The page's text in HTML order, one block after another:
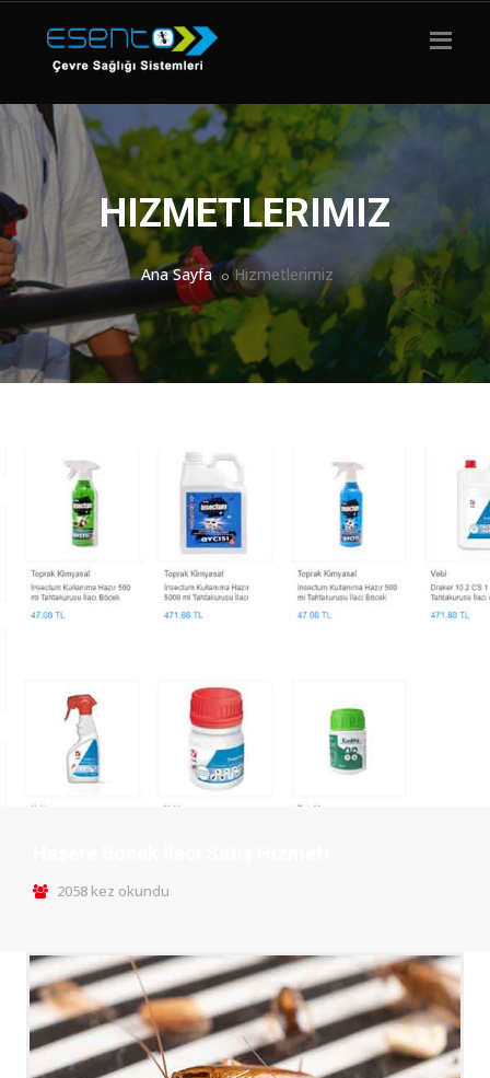
HIZMETLERIMIZ
Ana Sayfa Hizmetlerimiz
2058 kez okundu